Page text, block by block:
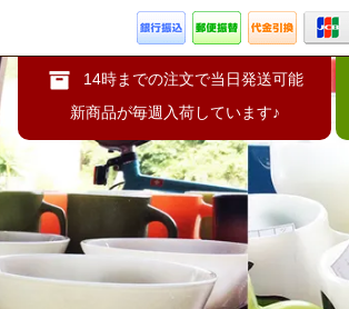
14時までの注文で当日発送可能
新商品が毎週入荷しています♪